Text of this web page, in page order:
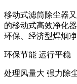
移动式滤筒除尘器
的移动式高效净化
环保、经济型焊烟
环保节能 运行平稳
处理风量大 强力除